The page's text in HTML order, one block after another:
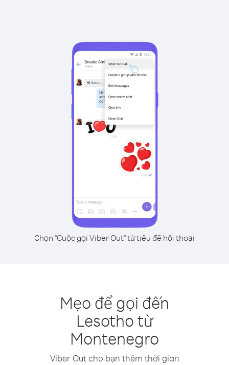
Chọn "Cuộc gọi Viber Out" từ tiêu đề hội thoại
Mẹo để gọi đến
Lesotho từ
Montenegro
Viber Out cho bạn thêm thời gian